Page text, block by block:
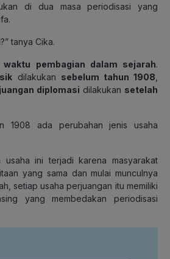
di dua masa periodisasi yang
tanya Cika.
waktu pembagian dalam sejarah.
dilakukan sebelum tahun 1908
diplomasi dilakukan setelah
1908 ada perubahan jenis usaha
usaha ini terjadi karena masyarakat
yang sama dan mulai munculnya
setiap usaha perjuangan itu memiliki
yang membedakan periodisasi